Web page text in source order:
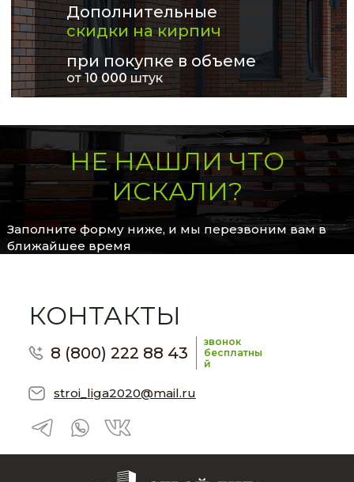
Дополнительные
скидки на кирпич
при покупке в объеме
от 10 000штук
НЕ НАШЛИ ЧТО
ИСКАЛИ?
Заполните форму ниже, и мы перезвоним вам в
ближайшее время
КОНТАКТЫ
8 (800) 222 88 43
звонок
бесплатны
й
stroi_liga2020@mail.ru